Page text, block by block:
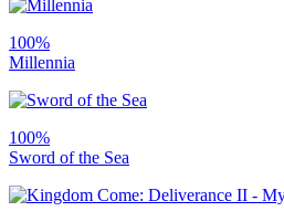
100%
Millennia
100%
Sword of the Sea